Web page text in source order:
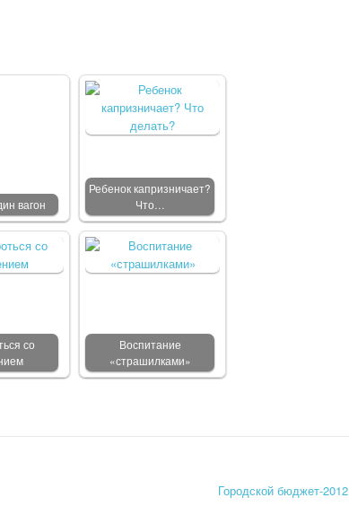
вагон
Ребенок капризничает?
Что…
со
Воспитание
«страшилками»
Городской бюджет-2012